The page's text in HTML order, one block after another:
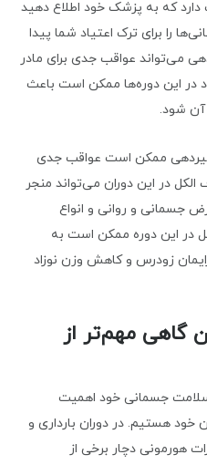
که به پزشک خود اطلاع دهید
را برای ترک اعتیاد شما پیدا
می‌تواند عواقب جدی برای مادر
در این دوره‌ها ممکن است باعث
شود.
و شیردهی ممکن است عواقب جدی
الکل در این دوران می‌تواند منجر
جسمانی و روانی و انواع
در این دوره ممکن است به
زودرس و کاهش وزن نوزاد
گاهی مهم‌تر از
سلامت جسمانی خود اهمیت
هستیم. در دوران بارداری و
هورمونی دچار برخی از